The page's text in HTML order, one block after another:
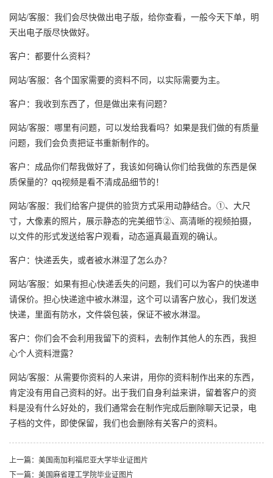
网站/客服：我们会尽快做出电子版，给你查看，一般今天下单，明
天出电子版尽快做好。
客户：都要什么资料？
网站/客服：各个国家需要的资料不同，以实际需要为主。
客户：我收到东西了，但是做出来有问题？
网站/客服：哪里有问题，可以发给我看吗？如果是我们做的有质量
问题，我们会负责把证书重新制作的。
客户：成品你们帮我做好了，我该如何确认你们给我做的东西是保
质保量的？qq视频是看不清成品细节的！
网站/客服：我们给客户提供的验货方式采用动静结合。①、大尺
寸，大像素的照片，展示静态的完美细节②、高清晰的视频拍摄，
以文件的形式发送给客户观看，动态逼真最直观的确认。
客户：快递丢失，或者被水淋湿了怎么办？
网站/客服：如果有担心快递丢失的问题，我们可以为客户的快递申
请保价。担心快递途中被水淋湿，这个可以请客户放心，我们发送
快递，里面有防水，文件袋包装，保证不被水淋湿。
客户：你们会不会利用我留下的资料，去制作其他人的东西，我担
心个人资料泄露？
网站/客服：从需要你资料的人来讲，用你的资料制作出来的东西，
肯定没有用自己资料的好。出于我们自身利益来讲，留着客户的资
料是没有什么好处的，我们通常会在制作完成后删除聊天记录，电
子档的文件，即使保留，我们也会删除有关客户的资料。
上一篇：美国南加利福尼亚大学毕业证图片
下一篇：美国麻省理工学院毕业证图片